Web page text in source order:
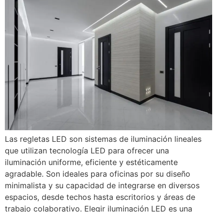
Las regletas LED son sistemas de iluminación lineales
que utilizan tecnología LED para ofrecer una
iluminación uniforme, eficiente y estéticamente
agradable. Son ideales para oficinas por su diseño
minimalista y su capacidad de integrarse en diversos
espacios, desde techos hasta escritorios y áreas de
trabajo colaborativo. Elegir iluminación LED es una